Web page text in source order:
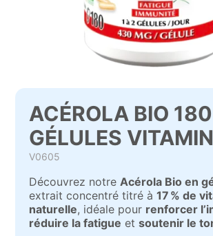
ACÉROLA BIO 180
GÉLULES
V0605
Découvrez notreAcérola Bio en
extrait concentré titré à17 % de
naturelle, idéale pour renforcer
réduire la fatigue etsoutenir le